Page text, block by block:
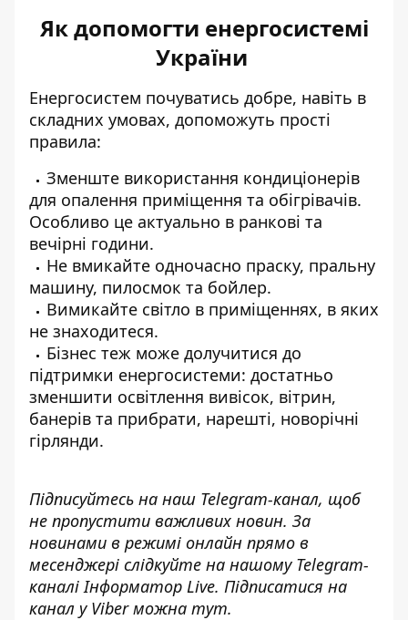
Як допомогти енергосистемі
України
Енергосистем почуватись добре, навіть в
складних умовах, допоможуть прості
правила:
Зменште використання кондиціонерів
для опалення приміщення та обігрівачів.
Особливо це актуально в ранкові та
вечірні години.
Не вмикайте одночасно праску, пральну
машину, пилосмок та бойлер.
Вимикайте світло в приміщеннях, в яких
не знаходитеся.
Бізнес теж може долучитися до
підтримки енергосистеми: достатньо
зменшити освітлення вивісок, вітрин,
банерів та прибрати, нарешті, новорічні
гірлянди.
Підписуйтесь на наш Telegram-канал, щоб
не пропустити важливих новин. За
новинами в режимі онлайн прямо в
месенджері слідкуйте на нашому Telegram-
каналіІнформатор Live. Підписатися на
канал у Viber можна тут.